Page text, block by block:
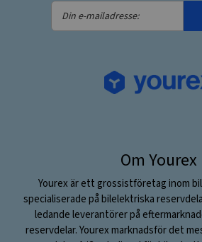
Din
e-
Om Yourex
Yourex är ett grossistföretag inom
specialiserade på bilelektriska
ledande leverantörer på
reservdelar. Yourex marknadsför det